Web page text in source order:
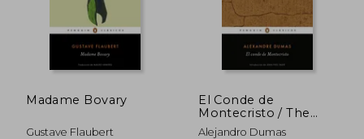
Madame Bovary
Gustave Flaubert
El Conde de
Montecristo / The
Count of Montecristo
Alejandro Dumas